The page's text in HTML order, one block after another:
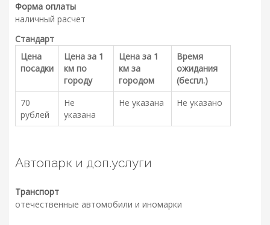
Форма оплаты
наличный расчет
Стандарт
Цена
посадки
Цена за 1
км по
городу
Цена за 1
км за
городом
Время
ожидания
(беспл.)
70
рублей
Не
указана
Не указана Не указано
Автопарк и доп.услуги
Транспорт
отечественные автомобили и иномарки